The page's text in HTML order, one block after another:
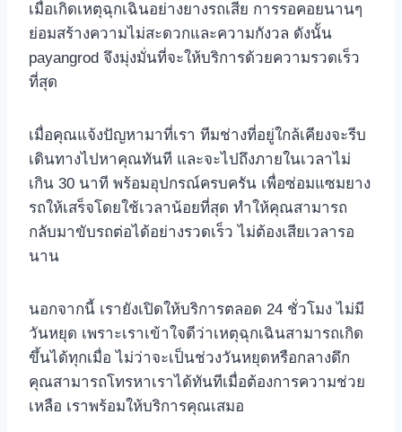
เมื่อเกิดเหตุฉุกเฉินอย่างยางรถเสีย การรอคอยนานๆ
ย่อมสร้างความไม่สะดวกและความกังวล ดังนั้น
payangrod จึงมุ่งมั่นที่จะให้บริการด้วยความรวดเร็ว
ที่สุด
เมื่อคุณแจ้งปัญหามาที่เรา ทีมช่างที่อยู่ใกล้เคียงจะรีบ
เดินทางไปหาคุณทันที และจะไปถึงภายในเวลาไม่
เกิน 30 นาที พร้อมอุปกรณ์ครบครัน เพื่อซ่อมแซมยาง
รถให้เสร็จโดยใช้เวลาน้อยที่สุด ทําให้คุณสามารถ
กลับมาขับรถต่อได้อย่างรวดเร็ว ไม่ต้องเสียเวลารอ
นาน
นอกจากนี้ เรายังเปิดให้บริการตลอด 24 ชั่วโมง ไม่มี
วันหยุด เพราะเราเข้าใจดีว่าเหตุฉุกเฉินสามารถเกิด
ขึ้นได้ทุกเมื่อ ไม่ว่าจะเป็นช่วงวันหยุดหรือกลางดึก
คุณสามารถโทรหาเราได้ทันทีเมื่อต้องการความช่วย
เหลือ เราพร้อมให้บริการคุณเสมอ